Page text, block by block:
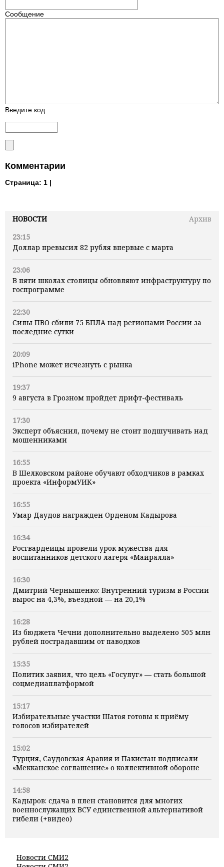
НОВОСТИ
Архив
23:15
Доллар превысил 82 рубля впервые с марта
23:06
В пяти школах столицы обновляют инфраструктуру по
госпрограмме
22:30
Силы ПВО сбили 75 БПЛА над регионами России за
последние сутки
20:09
iPhone может исчезнуть с рынка
19:37
9 августа в Грозном пройдет дрифт-фестиваль
17:30
Эксперт объяснил, почему не стоит подшучивать над
мошенниками
16:55
В Шелковском районе обучают обходчиков в рамках
проекта «ИнформУИК»
16:55
Умар Даудов награжден Орденом Кадырова
16:34
Росгвардейцы провели урок мужества для
воспитанников детского лагеря «Майралла»
16:30
Дмитрий Чернышенко: Внутренний туризм в России
вырос на 4,3%, въездной — на 20,1%
16:28
Из бюджета Чечни дополнительно выделено 505 млн
рублей пострадавшим от паводков
15:35
Политик заявил, что цель «Госулуг» — стать большой
соцмедиаплатформой
15:17
Избирательные участки Шатоя готовы к приёму
голосов избирателей
15:02
Турция, Саудовская Аравия и Пакистан подписали
«Мекканское соглашение» о коллективной обороне
14:58
Кадыров: сдача в плен становится для многих
военнослужащих ВСУ единственной альтернативой
гибели (+видео)
Новости СМИ2
Сообщение
Введите код
Комментарии
Страница: 1 |